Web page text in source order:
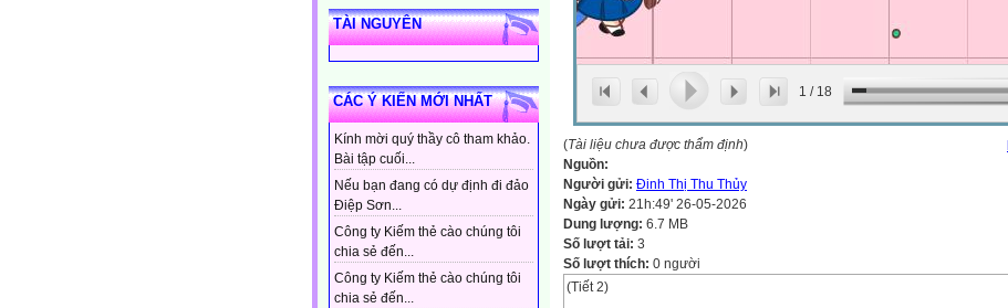
TÀI NGUYÊN
CÁC Ý KIẾN MỚI NHẤT
Kính mời quý thầy cô tham khảo.
Bài tập cuối...
Nếu bạn đang có dự định đi đảo
Điệp Sơn...
Công ty Kiếm thẻ cào chúng tôi
chia sẻ đến...
Công ty Kiếm thẻ cào chúng tôi
chia sẻ đến...
1 / 18
(Tài liệu chưa được thẩm định)
Nguồn:
Người gửi: Đinh Thị Thu Thủy
Ngày gửi: 21h:49' 26-05-2026
Dung lượng: 6.7 MB
Số lượt tải: 3
Số lượt thích: 0 người
(Tiết 2)